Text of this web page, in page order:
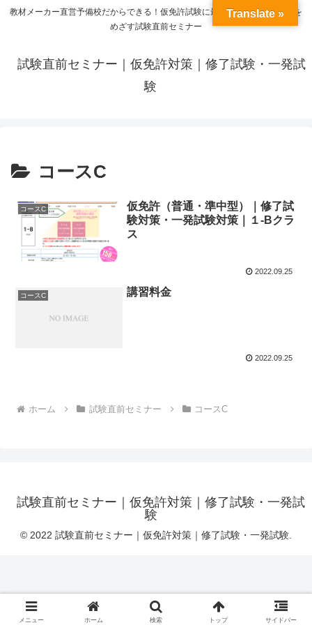
教材メーカー直営予備校だからできる！仮免許試験に最短９０分で当日合格を
めざす試験直前セミナー
試験直前セミナー｜仮免許対策｜修了試験・一発試
験
コースC
コースC
仮免許（普通・準中型）｜修了試
験対策・一発試験対策｜１-Bクラ
ス
2022.09.25
コースC 講習料金
2022.09.25
ホーム 試験直前セミナー コースC
試験直前セミナー｜仮免許対策｜修了試験・一発試
験
© 2022 試験直前セミナー｜仮免許対策｜修了試験・一発試験.
メニュー ホーム 検索 トップ サイドバー
Translate »